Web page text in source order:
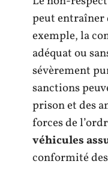
peut entraîner
exemple, la
adéquat ou
sévèrement
sanctions
prison et des
forces de
véhicules
conformité